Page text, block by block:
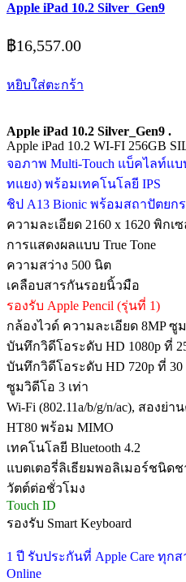
Apple iPad 10.2 Silver_Gen9
฿16,557.00
หยิบใส่ตะกร้า
Apple iPad 10.2 Silver_Gen9 .
Apple iPad 10.2 WI-FI 256GB
จอภาพ Multi‑Touch แบ็คไลท์แ
ทแยง) พร้อมเทคโนโลยี IPS
ชิป A13 Bionic พร้อมสถาปัตยกร
ความละเอียด 2160 x 1620 พิกเ
การแสดงผลแบบ True Tone
ความสว่าง 500 นิต
เคลือบสารกันรอยนิ้วมือ
รองรับ Apple Pencil (รุ่นที่ 1)
กล้องไวด์ ความละเอียด 8MP ซู
บันทึกวิดีโอระดับ HD 1080p ที่
บันทึกวิดีโอระดับ HD 720p ที่ 30
ซูมวิดีโอ 3 เท่า
Wi‑Fi (802.11a/b/g/n/ac), สองย่
HT80 พร้อม MIMO
เทคโนโลยี Bluetooth 4.2
แบตเตอรี่ลิเธียมพอลิเมอร์ชนิดช
วัตต์ต่อชั่วโมง
Touch ID
รองรับ Smart Keyboard
1 ปี รับประกันที่ Apple Care ทุก
Online